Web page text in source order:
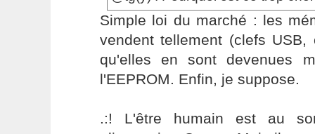
Simple loi du marché : les
vendent tellement (clefs USB,
qu'elles en sont devenues
l'EEPROM. Enfin, je suppose.
.:! L'être humain est au